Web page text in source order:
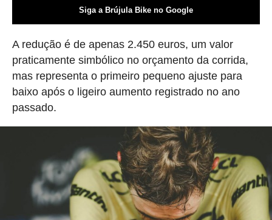
Siga a Brújula Bike no Google
A redução é de apenas 2.450 euros, um valor
praticamente simbólico no orçamento da corrida,
mas representa o primeiro pequeno ajuste para
baixo após o ligeiro aumento registrado no ano
passado.